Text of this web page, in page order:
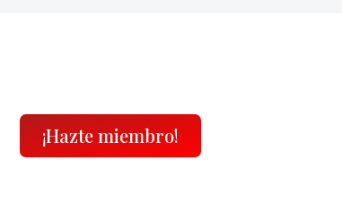
¡Hazte miembro!